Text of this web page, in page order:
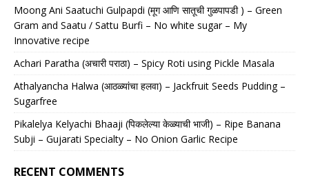
Moong Ani Saatuchi Gulpapdi (मूग आणि सातूची गुळपापडी ) – Green
Gram and Saatu / Sattu Burfi – No white sugar – My
Innovative recipe
Achari Paratha (अचारी पराठा) – Spicy Roti using Pickle Masala
Athalyancha Halwa (आठळ्यांचा हलवा) – Jackfruit Seeds Pudding –
Sugarfree
Pikalelya Kelyachi Bhaaji (पिकलेल्या केळ्याची भाजी) – Ripe Banana
Subji – Gujarati Specialty – No Onion Garlic Recipe
RECENT COMMENTS